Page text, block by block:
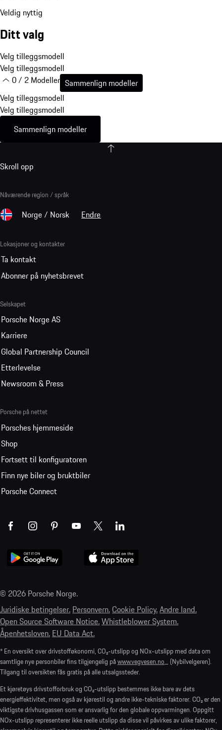
Veldig nyttig
Ditt valg
Velg tilleggsmodell
Velg tilleggsmodell
0 / 2 Modeller Sammenlign modeller
Velg tilleggsmodell
Velg tilleggsmodell
Sammenlign modeller